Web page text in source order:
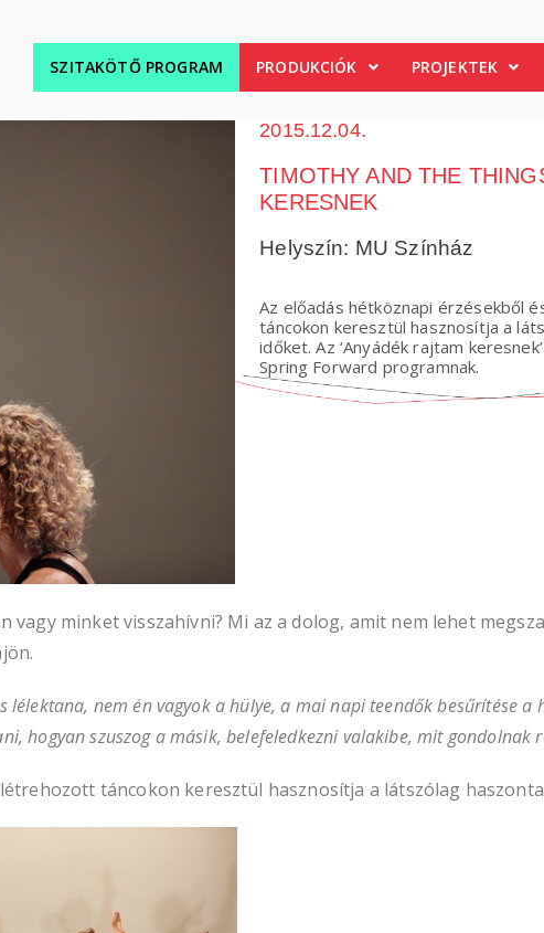
SZITAKÖTŐ PROGRAM PRODUKCIÓK PROJEKTEK
2015.12.04.
TIMOTHY AND THE
KERESNEK
Helyszín: MU Színház
Az előadás hétköznapi érzésekből
táncokon keresztül hasznosítja a
időket. Az ‘Anyádék rajtam
Spring Forward programnak.
minket visszahívni? Mi az a dolog, amit nem lehet
lélektana, nem én vagyok a hülye, a mai napi teendők besűrítése a
hogyan szuszog a másik, belefeledkezni valakibe, mit gondolnak
táncokon keresztül hasznosítja a látszólag